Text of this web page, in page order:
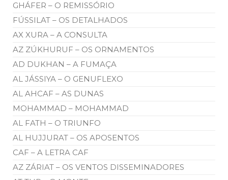
GHÁFER – O REMISSÓRIO
FÚSSILAT – OS DETALHADOS
AX XURA – A CONSULTA
AZ ZÚKHURUF – OS ORNAMENTOS
AD DUKHAN – A FUMAÇA
AL JÁSSIYA – O GENUFLEXO
AL AHCAF – AS DUNAS
MOHAMMAD – MOHAMMAD
AL FATH – O TRIUNFO
AL HUJJURAT – OS APOSENTOS
CAF – A LETRA CAF
AZ ZÁRIAT – OS VENTOS DISSEMINADORES